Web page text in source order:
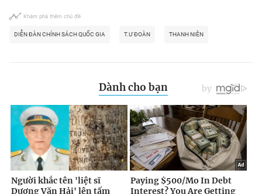
Khám phá thêm chủ đề
DIỄN ĐÀN CHÍNH SÁCH QUỐC GIA T.Ư ĐOÀN THANH NIÊN